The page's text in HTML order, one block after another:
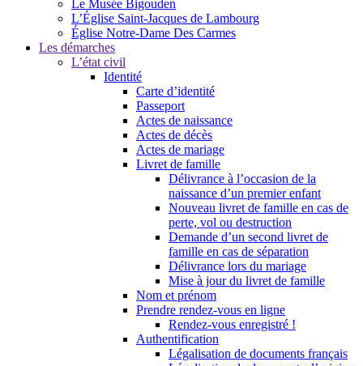
Le Musée Bigouden
L’Église Saint-Jacques de Lambourg
Église Notre-Dame Des Carmes
Les démarches
L’état civil
Identité
Carte d’identité
Passeport
Actes de naissance
Actes de décès
Actes de mariage
Livret de famille
Délivrance à l’occasion de la
naissance d’un premier enfant
Nouveau livret de famille en cas de
perte, vol ou destruction
Demande d’un second livret de
famille en cas de séparation
Délivrance lors du mariage
Mise à jour du livret de famille
Nom et prénom
Prendre rendez-vous en ligne
Rendez-vous enregistré !
Authentification
Légalisation de documents français